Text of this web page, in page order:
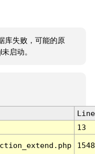
库失败，可能的原
启动。
Line
13
1548